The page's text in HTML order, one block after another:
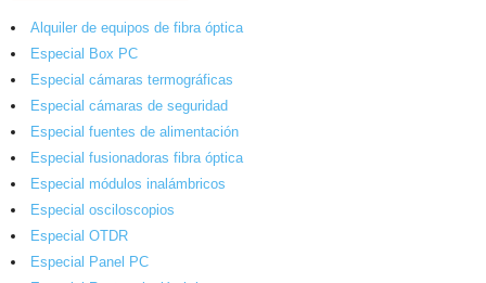
Alquiler de equipos de fibra óptica
Especial Box PC
Especial cámaras termográficas
Especial cámaras de seguridad
Especial fuentes de alimentación
Especial fusionadoras fibra óptica
Especial módulos inalámbricos
Especial osciloscopios
Especial OTDR
Especial Panel PC